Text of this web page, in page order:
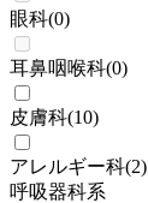
眼科(0)
耳鼻咽喉科(0)
皮膚科(10)
アレルギー科(2)
呼吸器科系